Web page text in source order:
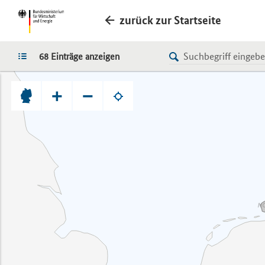
zurück zur Startseite
LISTE
68 Einträge anzeigen
+ −